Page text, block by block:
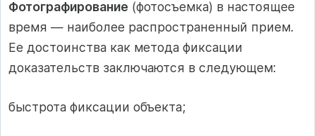
Фотографирование (фотосъемка) в настоящее
время — наиболее распространенный прием.
Ее достоинства как метода фиксации
доказательств заключаются в следующем:
быстрота фиксации объекта;